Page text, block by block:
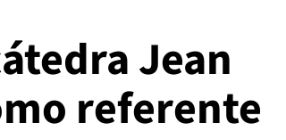
Jean
referente